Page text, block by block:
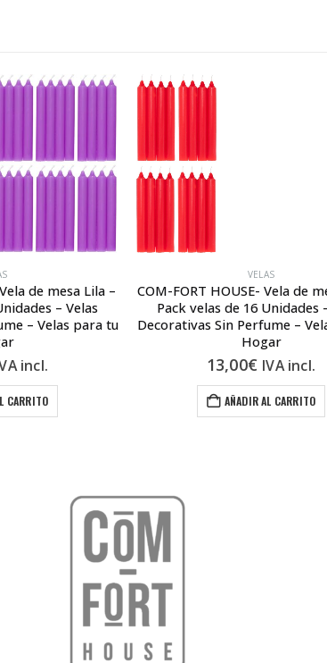
de mesa Lila –
– Velas
– Velas para tu
incl.
CARRITO
VELAS
COM-FORT HOUSE- Vela de
Pack velas de 16 Unidades
Decorativas Sin Perfume –
Hogar
13,00€ IVA incl.
AÑADIR AL CARRITO